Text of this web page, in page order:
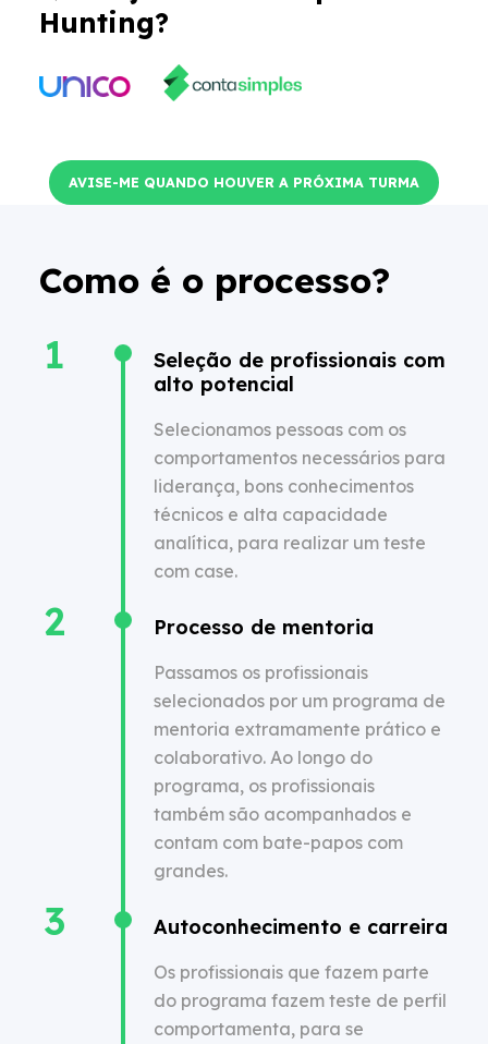
Hunting?
AVISE-ME QUANDO HOUVER A PRÓXIMA TURMA
Como é o processo?
Seleção de profissionais com
alto potencial
Selecionamos pessoas com os
comportamentos necessários para
liderança, bons conhecimentos
técnicos e alta capacidade
analítica, para realizar um teste
com case.
Processo de mentoria
Passamos os profissionais
selecionados por um programa de
mentoria extramamente prático e
colaborativo. Ao longo do
programa, os profissionais
também são acompanhados e
contam com bate-papos com
grandes.
Autoconhecimento e carreira
Os profissionais que fazem parte
do programa fazem teste de perfil
comportamenta, para se